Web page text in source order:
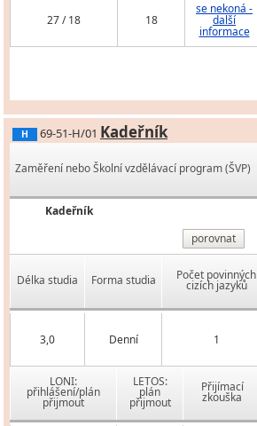
27 / 18 18
se nekoná -
další
informace
H 69-51-H/01 Kadeřník
Zaměření nebo Školní vzdělávací program (ŠVP)
Kadeřník
porovnat
Délka studia Forma studia Počet povinných
cizích jazyků
3,0 Denní 1
LONI:
přihlášení/plán
přijmout
LETOS:
plán
přijmout
Přijímací
zkouška